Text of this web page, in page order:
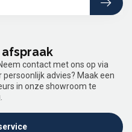
contact met ons op via
advies? Maak een
in onze showroom te